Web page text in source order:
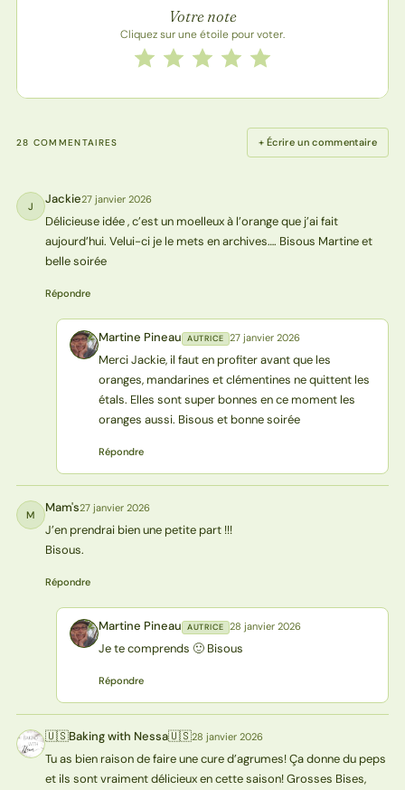
Votre note
Cliquez sur une étoile pour voter.
Notez cette recette de 1 à 5 étoiles
5 étoiles
4 étoiles
3 étoiles
2 étoiles
1 étoile
28 COMMENTAIRES + Écrire un commentaire
J Jackie27 janvier 2026
Délicieuse idée , c’est un moelleux à l’orange que j’ai fait
aujourd’hui. Velui-ci je le mets en archives…. Bisous Martine et
belle soirée
Répondre
MP Martine Pineau AUTRICE 27 janvier 2026
Merci Jackie, il faut en profiter avant que les
oranges, mandarines et clémentines ne quittent les
étals. Elles sont super bonnes en ce moment les
oranges aussi. Bisous et bonne soirée
Répondre
M Mam's27 janvier 2026
J’en prendrai bien une petite part !!!
Bisous.
Répondre
MP Martine Pineau AUTRICE 28 janvier 2026
Je te comprends 🙂 Bisous
Répondre
🇺N 🇺🇸Baking with Nessa🇺🇸28 janvier 2026
Tu as bien raison de faire une cure d’agrumes! Ça donne du peps
et ils sont vraiment délicieux en cette saison! Grosses Bises,